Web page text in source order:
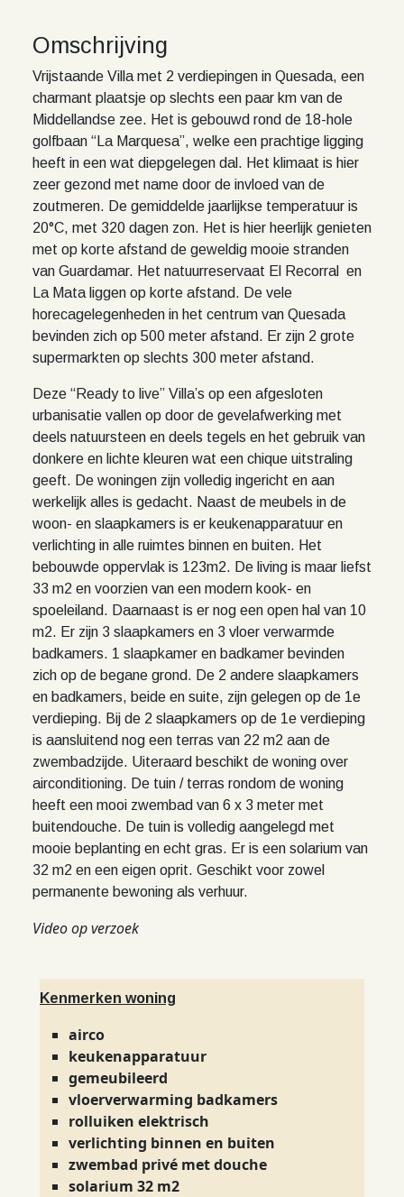
Omschrijving
Vrijstaande Villa met 2 verdiepingen in Quesada, een
charmant plaatsje op slechts een paar km van de
Middellandse zee. Het is gebouwd rond de 18-hole
golfbaan “La Marquesa”, welke een prachtige ligging
heeft in een wat diepgelegen dal. Het klimaat is hier
zeer gezond met name door de invloed van de
zoutmeren. De gemiddelde jaarlijkse temperatuur is
20°C, met 320 dagen zon. Het is hier heerlijk genieten
met op korte afstand de geweldig mooie stranden
van Guardamar. Het natuurreservaat El Recorral en
La Mata liggen op korte afstand. De vele
horecagelegenheden in het centrum van Quesada
bevinden zich op 500 meter afstand. Er zijn 2 grote
supermarkten op slechts 300 meter afstand.
Deze “Ready to live” Villa’s op een afgesloten
urbanisatie vallen op door de gevelafwerking met
deels natuursteen en deels tegels en het gebruik van
donkere en lichte kleuren wat een chique uitstraling
geeft. De woningen zijn volledig ingericht en aan
werkelijk alles is gedacht. Naast de meubels in de
woon- en slaapkamers is er keukenapparatuur en
verlichting in alle ruimtes binnen en buiten. Het
bebouwde oppervlak is 123m2. De living is maar liefst
33 m2 en voorzien van een modern kook- en
spoeleiland. Daarnaast is er nog een open hal van 10
m2. Er zijn 3 slaapkamers en 3 vloer verwarmde
badkamers. 1 slaapkamer en badkamer bevinden
zich op de begane grond. De 2 andere slaapkamers
en badkamers, beide en suite, zijn gelegen op de 1e
verdieping. Bij de 2 slaapkamers op de 1e verdieping
is aansluitend nog een terras van 22 m2 aan de
zwembadzijde. Uiteraard beschikt de woning over
airconditioning. De tuin / terras rondom de woning
heeft een mooi zwembad van 6 x 3 meter met
buitendouche. De tuin is volledig aangelegd met
mooie beplanting en echt gras. Er is een solarium van
32 m2 en een eigen oprit. Geschikt voor zowel
permanente bewoning als verhuur.
Video op verzoek
Kenmerken woning
airco
keukenapparatuur
gemeubileerd
vloerverwarming badkamers
rolluiken elektrisch
verlichting binnen en buiten
zwembad privé met douche
solarium 32 m2